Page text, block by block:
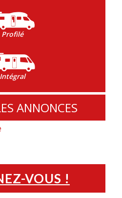
Profilé
Intégral
ANNONCES
VOUS !